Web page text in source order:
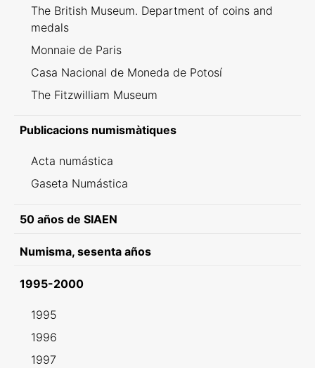
The British Museum. Department of coins and
medals
Monnaie de Paris
Casa Nacional de Moneda de Potosí
The Fitzwilliam Museum
Publicacions numismàtiques
Acta numástica
Gaseta Numástica
50 años de SIAEN
Numisma, sesenta años
1995-2000
1995
1996
1997